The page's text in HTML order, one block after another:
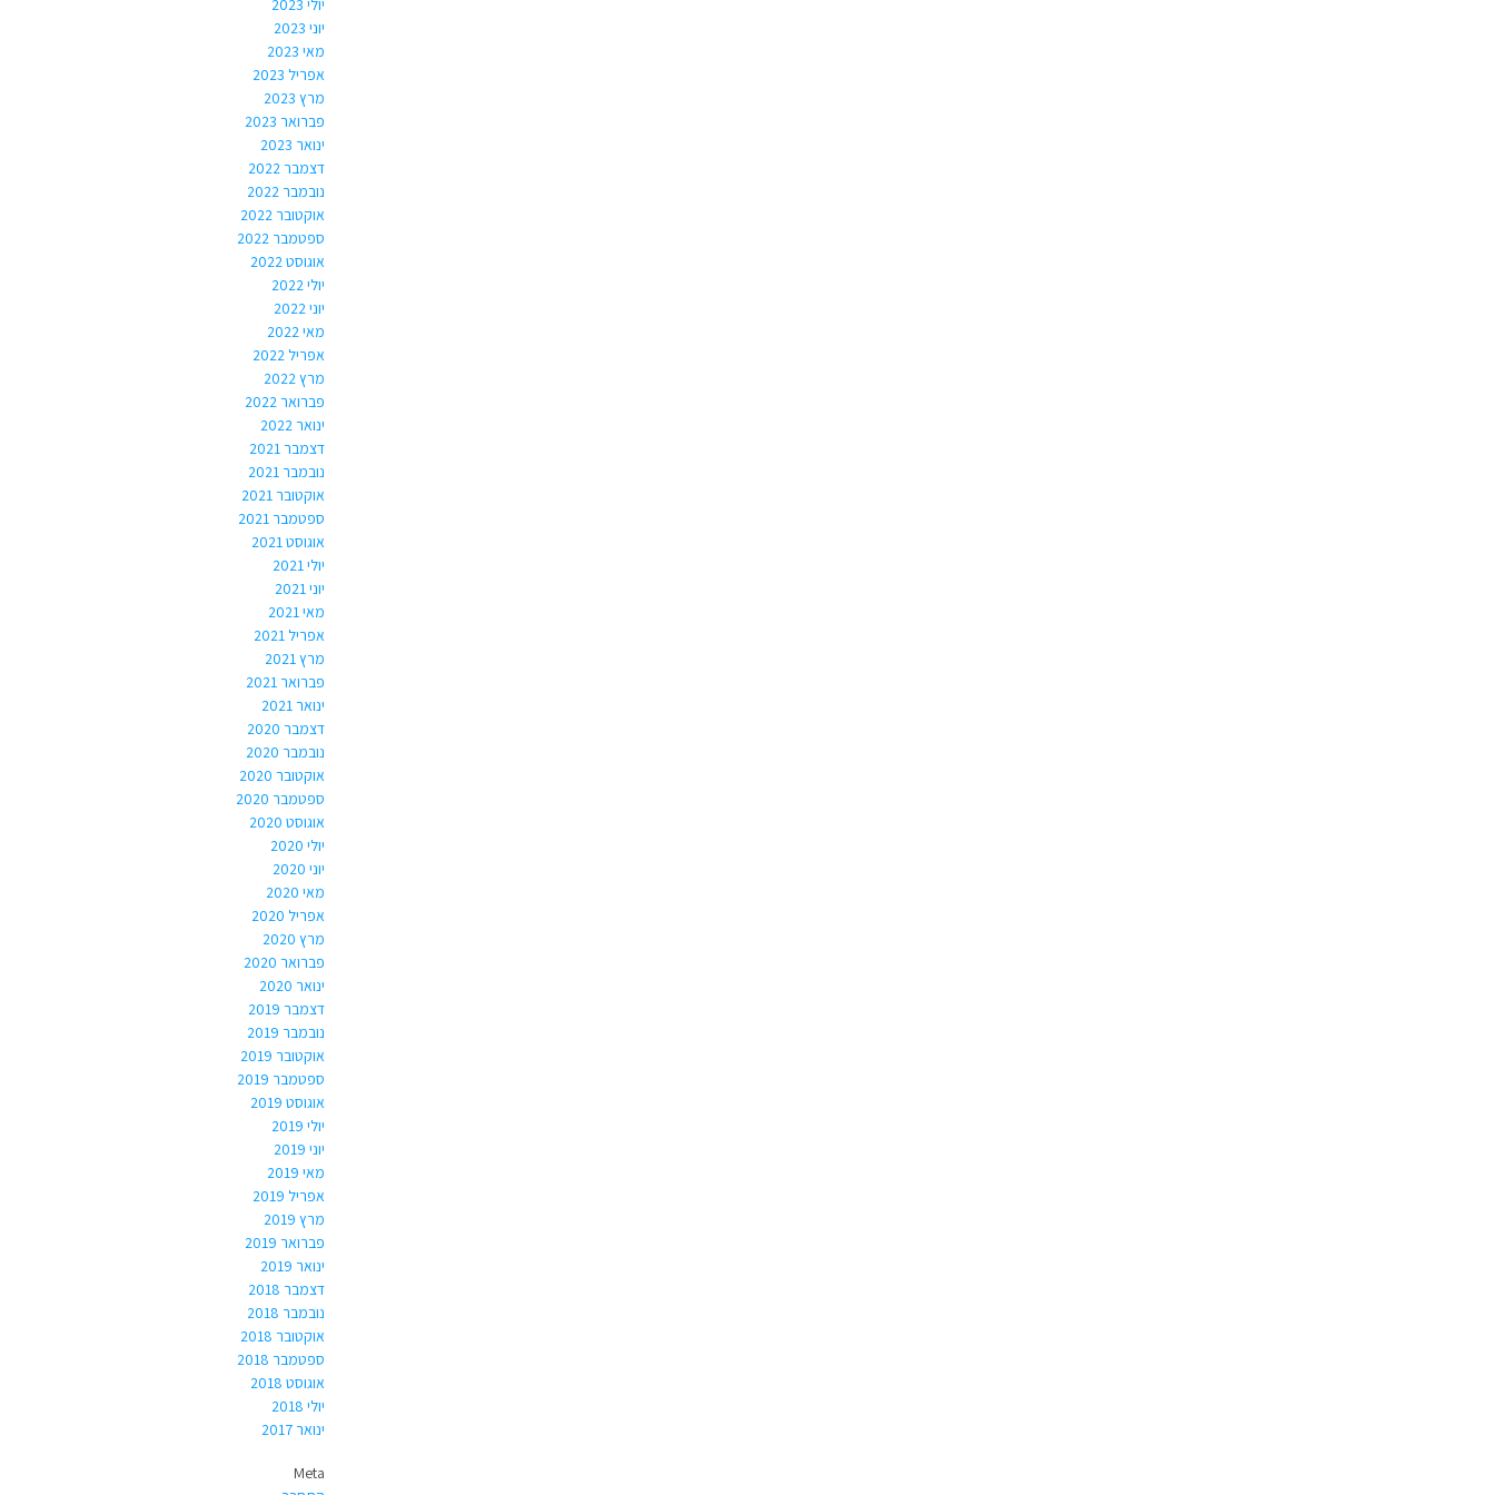
יוני 2023
מאי 2023
אפריל 2023
מרץ 2023
פברואר 2023
ינואר 2023
דצמבר 2022
נובמבר 2022
אוקטובר 2022
ספטמבר 2022
אוגוסט 2022
יולי 2022
יוני 2022
מאי 2022
אפריל 2022
מרץ 2022
פברואר 2022
ינואר 2022
דצמבר 2021
נובמבר 2021
אוקטובר 2021
ספטמבר 2021
אוגוסט 2021
יולי 2021
יוני 2021
מאי 2021
אפריל 2021
מרץ 2021
פברואר 2021
ינואר 2021
דצמבר 2020
נובמבר 2020
אוקטובר 2020
ספטמבר 2020
אוגוסט 2020
יולי 2020
יוני 2020
מאי 2020
אפריל 2020
מרץ 2020
פברואר 2020
ינואר 2020
דצמבר 2019
נובמבר 2019
אוקטובר 2019
ספטמבר 2019
אוגוסט 2019
יולי 2019
יוני 2019
מאי 2019
אפריל 2019
מרץ 2019
פברואר 2019
ינואר 2019
דצמבר 2018
נובמבר 2018
אוקטובר 2018
ספטמבר 2018
אוגוסט 2018
יולי 2018
ינואר 2017
Meta